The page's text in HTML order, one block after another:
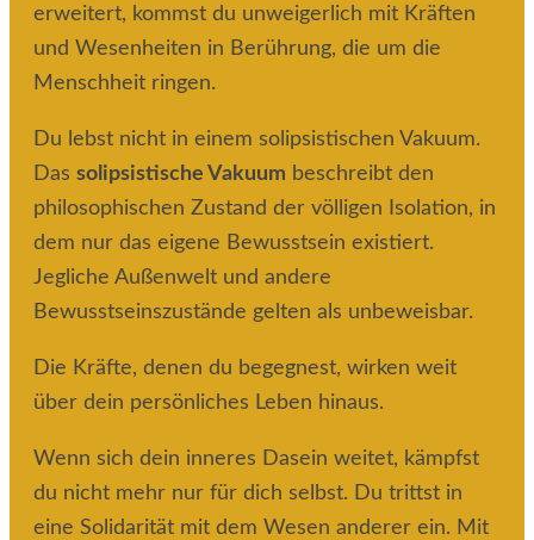
erweitert, kommst du unweigerlich mit Kräften
und Wesenheiten in Berührung, die um die
Menschheit ringen.
Du lebst nicht in einem solipsistischen Vakuum.
Das solipsistische Vakuum beschreibt den
philosophischen Zustand der völligen Isolation, in
dem nur das eigene Bewusstsein existiert.
Jegliche Außenwelt und andere
Bewusstseinszustände gelten als unbeweisbar.
Die Kräfte, denen du begegnest, wirken weit
über dein persönliches Leben hinaus.
Wenn sich dein inneres Dasein weitet, kämpfst
du nicht mehr nur für dich selbst. Du trittst in
eine Solidarität mit dem Wesen anderer ein. Mit